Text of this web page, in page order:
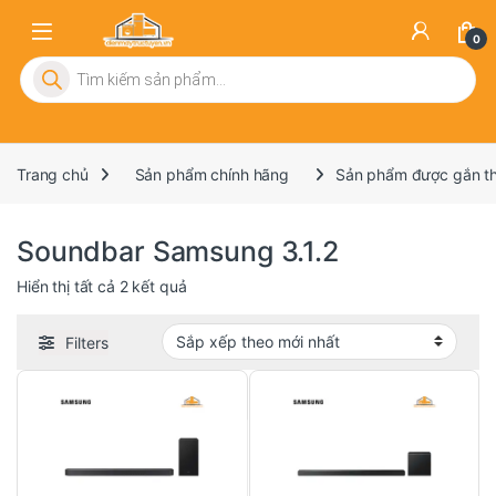
0
Tìm kiếm sản phẩm
Trang chủ Sản phẩm chính hãng Sản phẩm được gắn
Soundbar Samsung 3.1.2
Hiển thị tất cả 2 kết quảĐã sắp xếp theo mới nhất
Filters